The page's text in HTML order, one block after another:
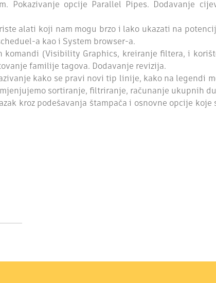
Pokazivanje opcije Parallel Pipes. Dodavanje
alati koji nam mogu brzo i lako ukazati na
a kao i System browser-a.
komandi (Visibility Graphics, kreiranje filtera, i
familije tagova. Dodavanje revizija.
kako se pravi novi tip linije, kako na legendi
sortiranje, filtriranje, računanje ukupnih
kroz podešavanja štampača i osnovne opcije